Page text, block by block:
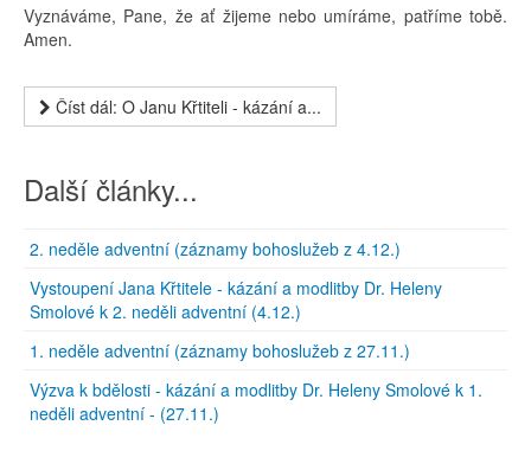
Vyznáváme, Pane, že ať žijeme nebo umíráme, patříme tobě.
Amen.
Číst dál: O Janu Křtiteli - kázání a...
Další články...
2. neděle adventní (záznamy bohoslužeb z 4.12.)
Vystoupení Jana Křtitele - kázání a modlitby Dr. Heleny
Smolové k 2. neděli adventní (4.12.)
1. neděle adventní (záznamy bohoslužeb z 27.11.)
Výzva k bdělosti - kázání a modlitby Dr. Heleny Smolové k 1.
neděli adventní - (27.11.)